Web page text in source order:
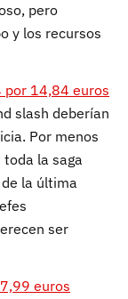
pero
y los recursos
por 14,84 euros
slash deberían
Por menos
la saga
la última
ser
euros